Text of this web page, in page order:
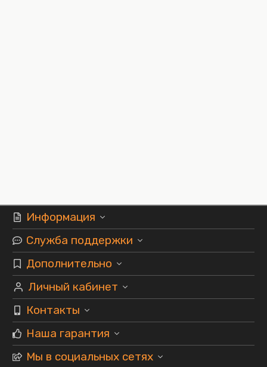
Информация
Служба поддержки
Дополнительно
Личный кабинет
Контакты
Наша гарантия
Мы в социальных сетях